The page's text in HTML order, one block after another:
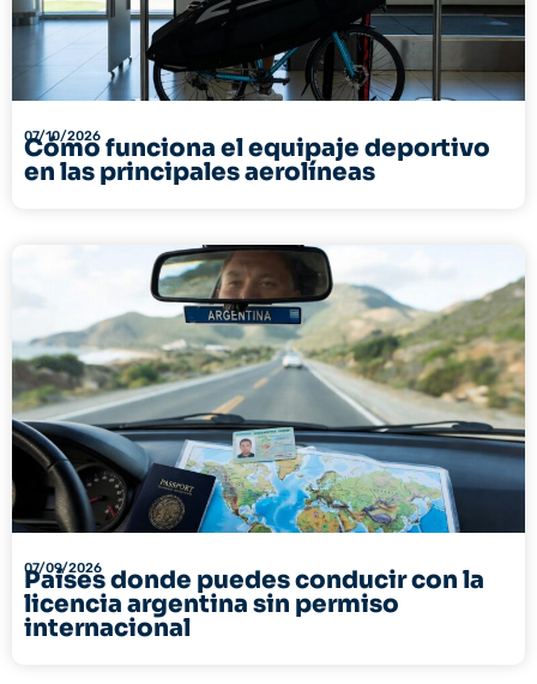
07/10/2026
Cómo funciona el equipaje deportivo
en las principales aerolíneas
07/09/2026
Países donde puedes conducir con la
licencia argentina sin permiso
internacional